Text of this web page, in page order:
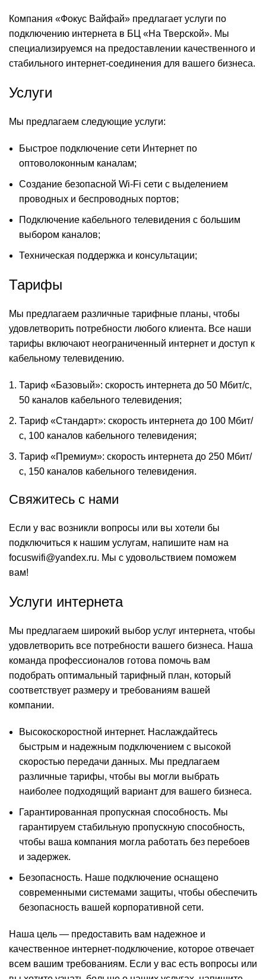
Компания «Фокус Вайфай» предлагает услуги по
подключению интернета в БЦ «На Тверской». Мы
специализируемся на предоставлении качественного и
стабильного интернет-соединения для вашего бизнеса.
Услуги
Мы предлагаем следующие услуги:
Быстрое подключение сети Интернет по
оптоволоконным каналам;
Создание безопасной Wi-Fi сети с выделением
проводных и беспроводных портов;
Подключение кабельного телевидения с большим
выбором каналов;
Техническая поддержка и консультации;
Тарифы
Мы предлагаем различные тарифные планы, чтобы
удовлетворить потребности любого клиента. Все наши
тарифы включают неограниченный интернет и доступ к
кабельному телевидению.
Тариф «Базовый»: скорость интернета до 50 Мбит/с,
50 каналов кабельного телевидения;
Тариф «Стандарт»: скорость интернета до 100 Мбит/
с, 100 каналов кабельного телевидения;
Тариф «Премиум»: скорость интернета до 250 Мбит/
с, 150 каналов кабельного телевидения.
Свяжитесь с нами
Если у вас возникли вопросы или вы хотели бы
подключиться к нашим услугам, напишите нам на
focuswifi@yandex.ru. Мы с удовольствием поможем
вам!
Услуги интернета
Мы предлагаем широкий выбор услуг интернета, чтобы
удовлетворить все потребности вашего бизнеса. Наша
команда профессионалов готова помочь вам
подобрать оптимальный тарифный план, который
соответствует размеру и требованиям вашей
компании.
Высокоскоростной интернет. Наслаждайтесь
быстрым и надежным подключением с высокой
скоростью передачи данных. Мы предлагаем
различные тарифы, чтобы вы могли выбрать
наиболее подходящий вариант для вашего бизнеса.
Гарантированная пропускная способность. Мы
гарантируем стабильную пропускную способность,
чтобы ваша компания могла работать без перебоев
и задержек.
Безопасность. Наше подключение оснащено
современными системами защиты, чтобы обеспечить
безопасность вашей корпоративной сети.
Наша цель — предоставить вам надежное и
качественное интернет-подключение, которое отвечает
всем вашим требованиям. Если у вас есть вопросы или